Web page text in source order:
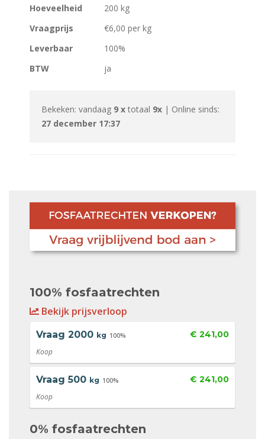
Hoeveelheid
200 kg
Vraagprijs
€6,00 per kg
Leverbaar
100%
BTW
ja
Bekeken: vandaag 9 x totaal 9x | Online sinds:
27 december 17:37
100% fosfaatrechten
Bekijk prijsverloop
Vraag 2000 kg 100% € 241,00
Koop
Vraag 500 kg 100% € 241,00
Koop
0% fosfaatrechten